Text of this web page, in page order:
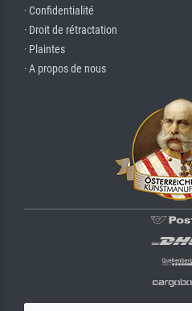
· Confidentialité
· Droit de rétractation
· Plaintes
· A propos de nous